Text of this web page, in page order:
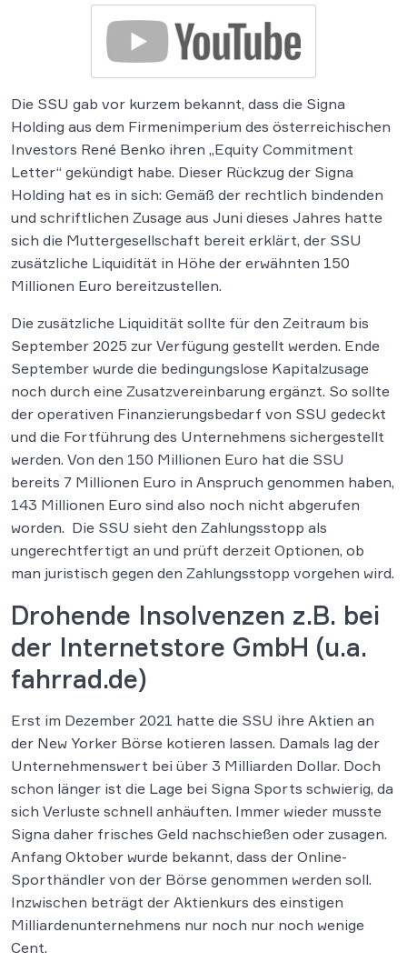
Die SSU gab vor kurzem bekannt, dass die Signa
Holding aus dem Firmenimperium des österreichischen
Investors René Benko ihren „Equity Commitment
Letter“ gekündigt habe. Dieser Rückzug der Signa
Holding hat es in sich: Gemäß der rechtlich bindenden
und schriftlichen Zusage aus Juni dieses Jahres hatte
sich die Muttergesellschaft bereit erklärt, der SSU
zusätzliche Liquidität in Höhe der erwähnten 150
Millionen Euro bereitzustellen.
Die zusätzliche Liquidität sollte für den Zeitraum bis
September 2025 zur Verfügung gestellt werden. Ende
September wurde die bedingungslose Kapitalzusage
noch durch eine Zusatzvereinbarung ergänzt. So sollte
der operativen Finanzierungsbedarf von SSU gedeckt
und die Fortführung des Unternehmens sichergestellt
werden. Von den 150 Millionen Euro hat die SSU
bereits 7 Millionen Euro in Anspruch genommen haben,
143 Millionen Euro sind also noch nicht abgerufen
worden. Die SSU sieht den Zahlungsstopp als
ungerechtfertigt an und prüft derzeit Optionen, ob
man juristisch gegen den Zahlungsstopp vorgehen wird.
Drohende Insolvenzen z.B. bei
der Internetstore GmbH (u.a.
fahrrad.de)
Erst im Dezember 2021 hatte die SSU ihre Aktien an
der New Yorker Börse kotieren lassen. Damals lag der
Unternehmenswert bei über 3 Milliarden Dollar. Doch
schon länger ist die Lage bei Signa Sports schwierig, da
sich Verluste schnell anhäuften. Immer wieder musste
Signa daher frisches Geld nachschießen oder zusagen.
Anfang Oktober wurde bekannt, dass der Online-
Sporthändler von der Börse genommen werden soll.
Inzwischen beträgt der Aktienkurs des einstigen
Milliardenunternehmens nur noch nur noch wenige
Cent.